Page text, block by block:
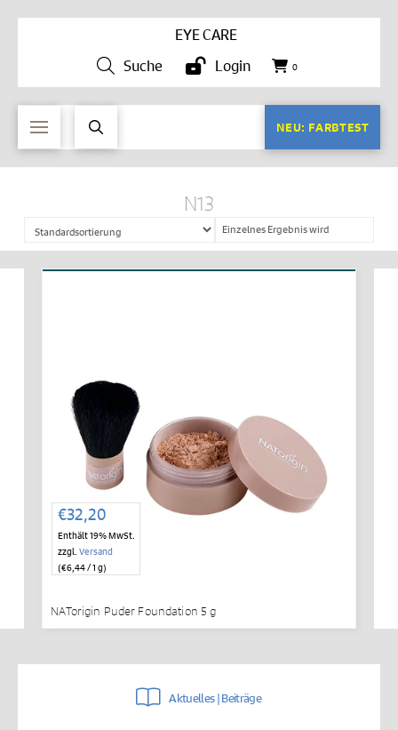
EYE CARE
Suche
Login 0
NEU: FARBTEST
N13
Einzelnes Ergebnis wird
angezeigt
€32,20
Enthält 19% MwSt.
zzgl. Versand
(€6,44/ 1 g)
NATorigin Puder Foundation 5 g
Aktuelles | Beiträge